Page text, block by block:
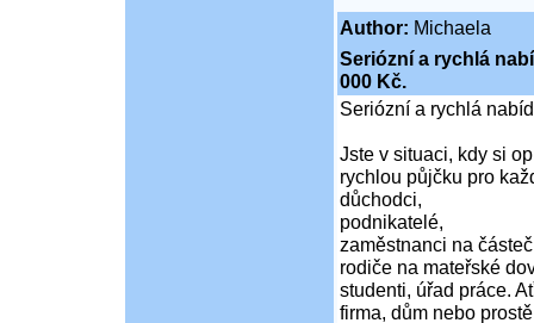
Author: Michaela
Seriózní a rychlá
000 Kč.
Seriózní a rychlá
Jste v situaci, kdy si
rychlou půjčku pro
důchodci,
podnikatelé,
zaměstnanci na
rodiče na mateřské
studenti, úřad práce.
firma, dům nebo